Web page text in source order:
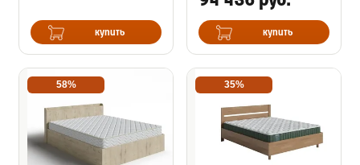
купить купить
58% 35%